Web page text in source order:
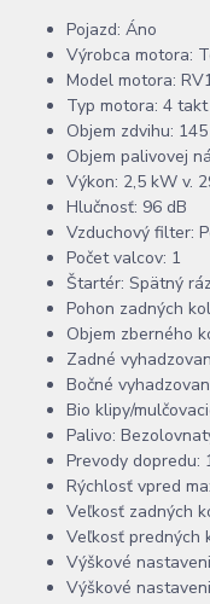
Pojazd: Áno
Výrobca motora:
Model motora:
Typ motora: 4 takt
Objem zdvihu:
Objem palivovej
Výkon: 2,5 kW v.
Hlučnosť: 96 dB
Vzduchový filter:
Počet valcov: 1
Štartér: Spätný
Pohon zadných
Objem zberného
Zadné
Bočné
Bio klipy/
Palivo:
Prevody dopredu:
Rýchlosť vpred
Veľkosť zadných
Veľkosť predných
Výškové
Výškové